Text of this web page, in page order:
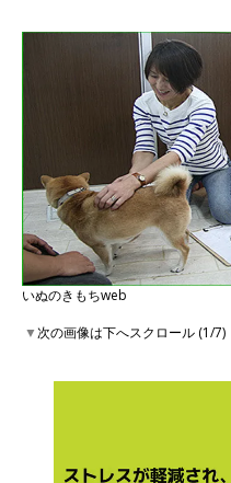
いぬのきもちweb
▼次の画像は下へスクロール (1/7)